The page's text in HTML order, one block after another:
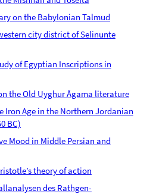
on the Babylonian Talmud
city district of Selinunte
of Egyptian Inscriptions in
the Old Uyghur Āgama literature
Iron Age in the Northern Jordanian
BC)
Mood in Middle Persian and
theory of action
des Rathgen-